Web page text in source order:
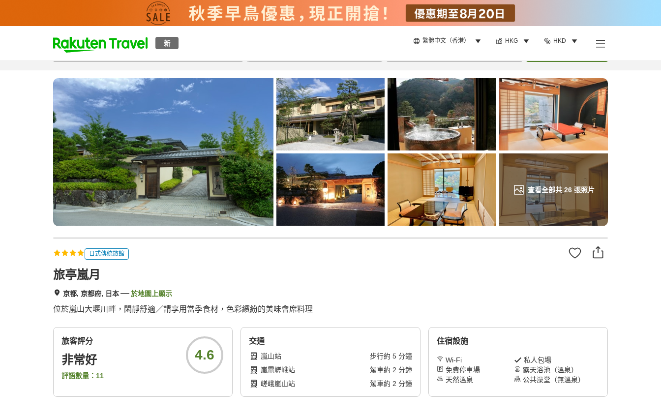
新 繁體中文（香港） HKG HKD
t
p
a
g
_
s
e
a
r
c
h
查看全部共 26張照片
概覽房間及住宿方案 評價特色設施
日式傳統旅館
旅亭嵐月
京都, 京都府, 日本 於地圖上顯示
位於嵐山大堰川畔，閑靜舒適／請享用當季食材，色彩繽紛的美味會席料理
旅客評分
非常好
評語數量： 11
4.6
交通
嵐山站 步行約 5分鐘
嵐電嵯峨站
駕車約 2 分鐘
嵯峨嵐山站
駕車約 2 分鐘
住宿設施
Wi-Fi
私人包場
免費停車場
露天浴池（溫泉）
天然溫泉
公共澡堂（無溫泉）